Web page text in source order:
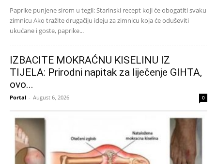
Paprike punjene sirom u tegli: Starinski recept koji će obogatiti svaku
zimnicu Ako tražite drugačiju ideju za zimnicu koja će oduševiti
ukućane i goste, paprike...
IZBACITE MOKRAĆNU KISELINU IZ
TIJELA: Prirodni napitak za liječenje GIHTA,
ovo...
Portal - August 6, 2026 0